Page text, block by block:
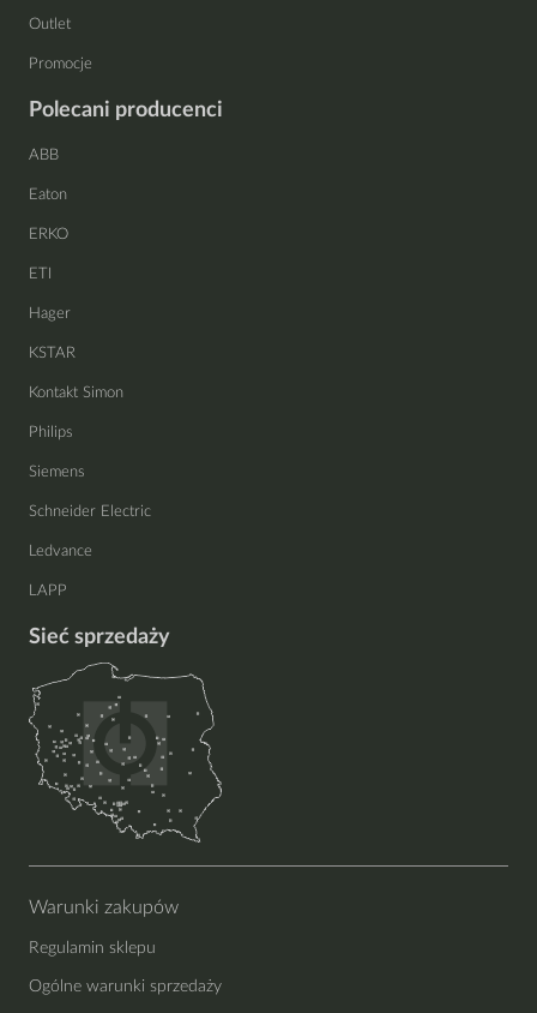
Outlet
Promocje
Polecani producenci
ABB
Eaton
ERKO
ETI
Hager
KSTAR
Kontakt Simon
Philips
Siemens
Schneider Electric
Ledvance
LAPP
Sieć sprzedaży
Warunki zakupów
Regulamin sklepu
Ogólne warunki sprzedaży